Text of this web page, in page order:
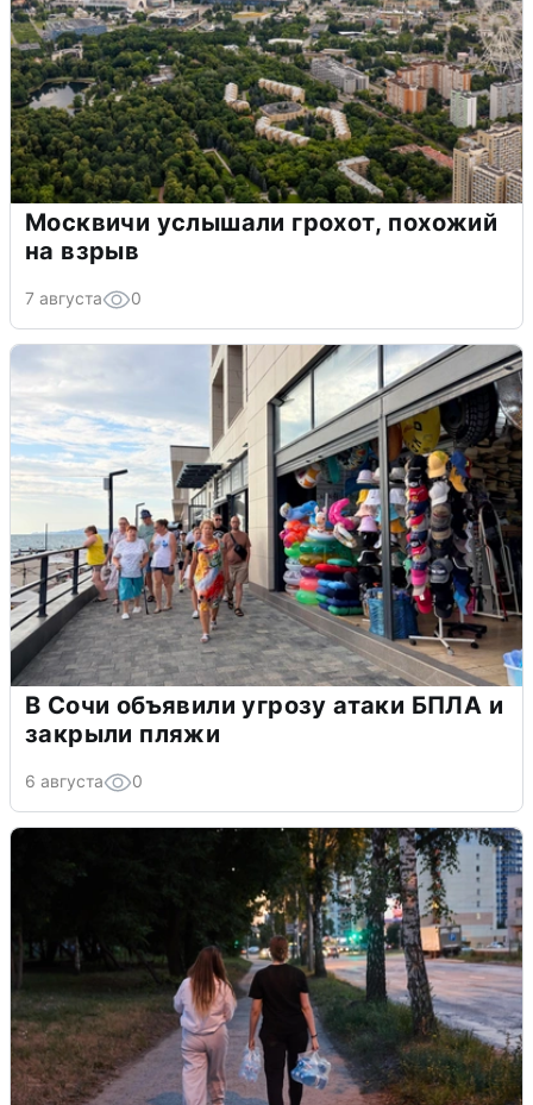
Москвичи услышали грохот, похожий
на взрыв
7 августа 0
В Сочи объявили угрозу атаки БПЛА и
закрыли пляжи
6 августа 0